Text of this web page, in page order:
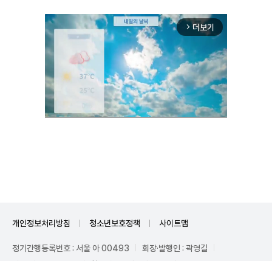
arrow_forward_ios 더보기
개인정보처리방침 청소년보호정책 사이트맵
정기간행등록번호 : 서울 아 00493
회장·발행인 : 곽영길